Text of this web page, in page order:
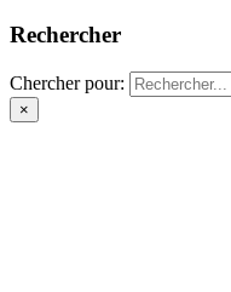
Rechercher
Chercher pour:
×